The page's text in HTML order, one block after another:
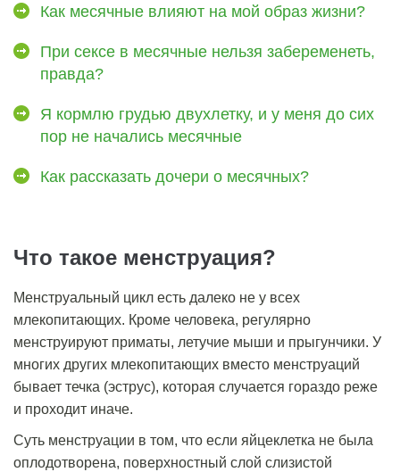
Как месячные влияют на мой образ жизни?
При сексе в месячные нельзя забеременеть,
правда?
Я кормлю грудью двухлетку, и у меня до сих
пор не начались месячные
Как рассказать дочери о месячных?
Что такое менструация?
Менструальный цикл есть далеко не у всех
млекопитающих. Кроме человека, регулярно
менструируют приматы, летучие мыши и прыгунчики. У
многих других млекопитающих вместо менструаций
бывает течка (эструс), которая случается гораздо реже
и проходит иначе.
Суть менструации в том, что если яйцеклетка не была
оплодотворена, поверхностный слой слизистой